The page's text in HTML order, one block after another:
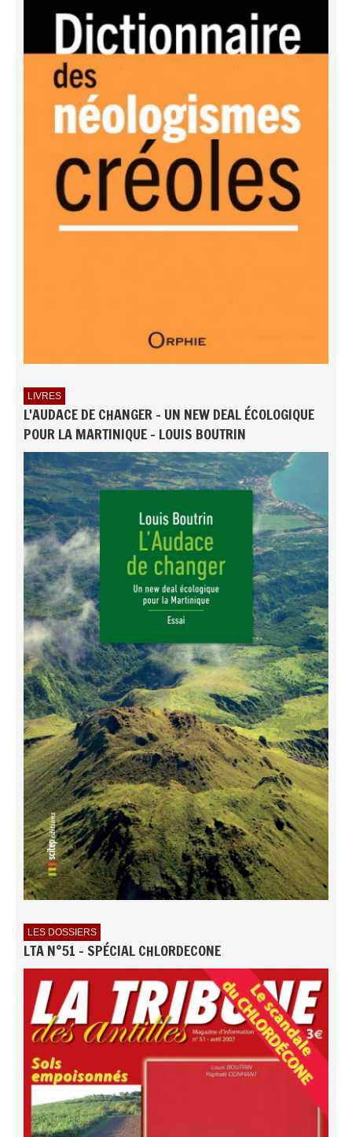
LIVRES
L'AUDACE DE CHANGER - UN NEW DEAL ÉCOLOGIQUE
POUR LA MARTINIQUE - LOUIS BOUTRIN
LES DOSSIERS
LTA N°51 - SPÉCIAL CHLORDECONE